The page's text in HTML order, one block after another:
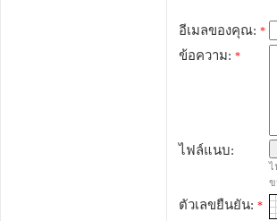
อีเมลของคุณ: *
ข้อความ: *
ไฟล์แนบ:
ไ
ข
ตัวเลขยืนยัน: *